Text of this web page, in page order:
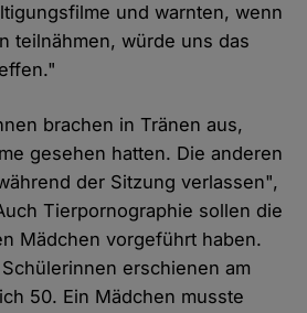
und warnten, wenn
teilnähmen, würde uns das
brachen in Tränen aus,
gesehen hatten. Die anderen
der Sitzung verlassen",
Tierpornographie sollen die
Mädchen vorgeführt haben.
erschienen am
50. Ein Mädchen musste